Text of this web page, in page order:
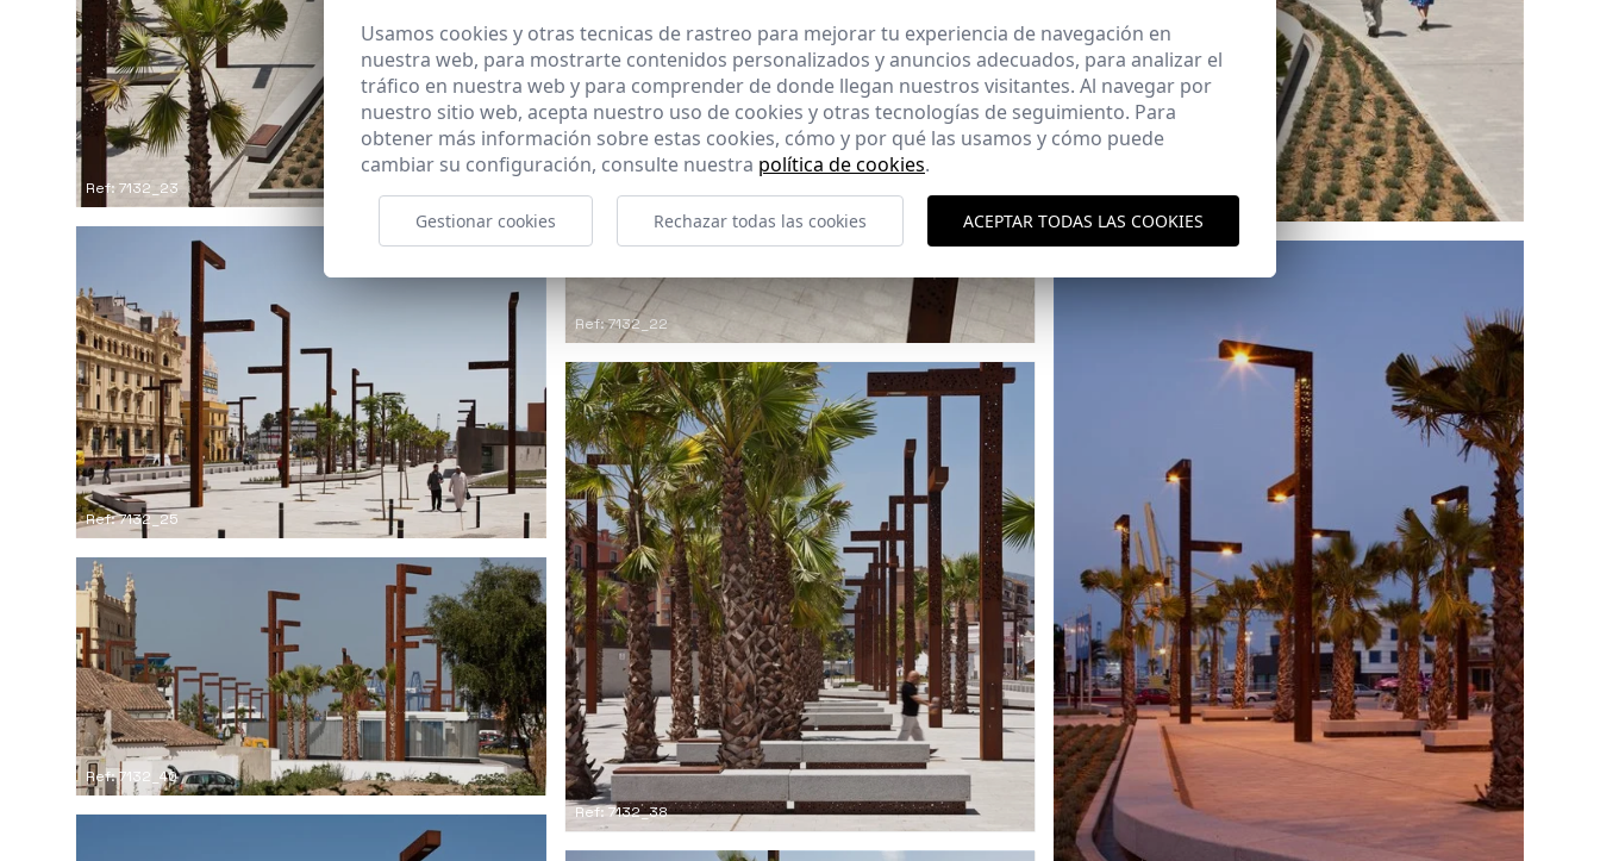
Ref: 7132_22
Ref: 7132_23
Ref: 7132_25
Ref: 7132_38
Ref: 7132_40
Usamos cookies y otras tecnicas de rastreo para mejorar tu experiencia de navegación en
nuestra web, para mostrarte contenidos personalizados y anuncios adecuados, para analizar el
tráfico en nuestra web y para comprender de donde llegan nuestros visitantes. Al navegar por
nuestro sitio web, acepta nuestro uso de cookies y otras tecnologías de seguimiento. Para
obtener más información sobre estas cookies, cómo y por qué las usamos y cómo puede
cambiar su configuración, consulte nuestra política de cookies.
Gestionar cookies Rechazar todas las cookies ACEPTAR TODAS LAS COOKIES